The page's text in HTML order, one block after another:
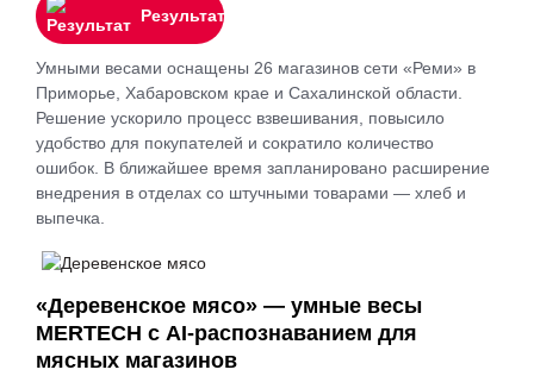
Результат
Умными весами оснащены 26 магазинов сети «Реми» в
Приморье, Хабаровском крае и Сахалинской области.
Решение ускорило процесс взвешивания, повысило
удобство для покупателей и сократило количество
ошибок. В ближайшее время запланировано расширение
внедрения в отделах со штучными товарами — хлеб и
выпечка.
«Деревенское мясо» — умные весы
MERTECH с AI-распознаванием для
мясных магазинов